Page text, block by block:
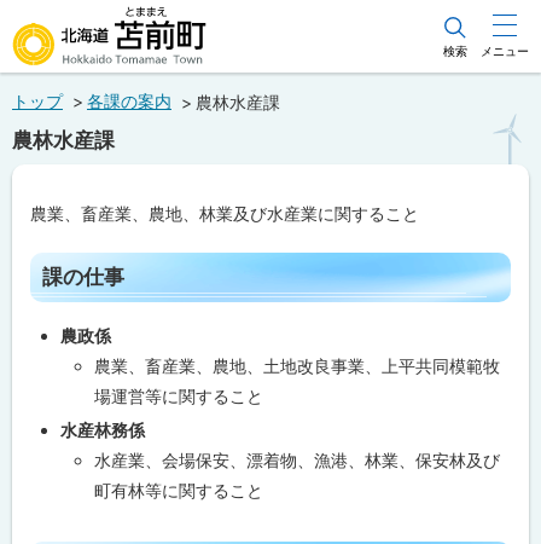
文
メ
ニ
北海道苫前町
Hokkaido Tomamae Town
検索 メニュー
トップ 各課の案内 農林水産課
農林水産課
農業、畜産業、農地、林業及び水産業に関すること
ペ
ー
ジ
目
仕
課の仕事
農政係
農業、畜産業、農地、土地改良事業、上平共同模範牧
場運営等に関すること
水産林務係
水産業、会場保安、漂着物、漁港、林業、保安林及び
町有林等に関すること